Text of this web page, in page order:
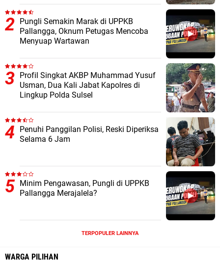
Pungli Semakin Marak di UPPKB
Pallangga, Oknum Petugas Mencoba
Menyuap Wartawan
Profil Singkat AKBP Muhammad Yusuf
Usman, Dua Kali Jabat Kapolres di
Lingkup Polda Sulsel
Penuhi Panggilan Polisi, Reski Diperiksa
Selama 6 Jam
Minim Pengawasan, Pungli di UPPKB
Pallangga Merajalela?
TERPOPULER LAINNYA
WARGA PILIHAN